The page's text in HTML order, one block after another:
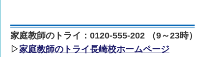
家庭教師のトライ：0120-555-202 （9～23時）
▷家庭教師のトライ長崎校ホームページ